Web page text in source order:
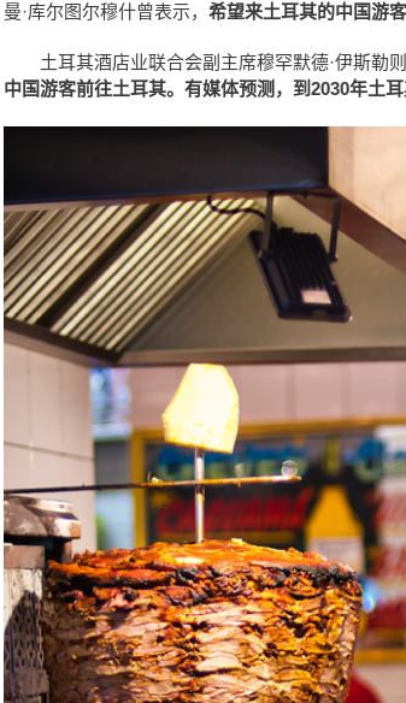
曼·库尔图尔穆什曾表示， 希望来土耳其的中国游
土耳其酒店业联合会副主席穆罕默德·伊斯勒则
中国游客前往土耳其。有媒体预测，到2030年土耳